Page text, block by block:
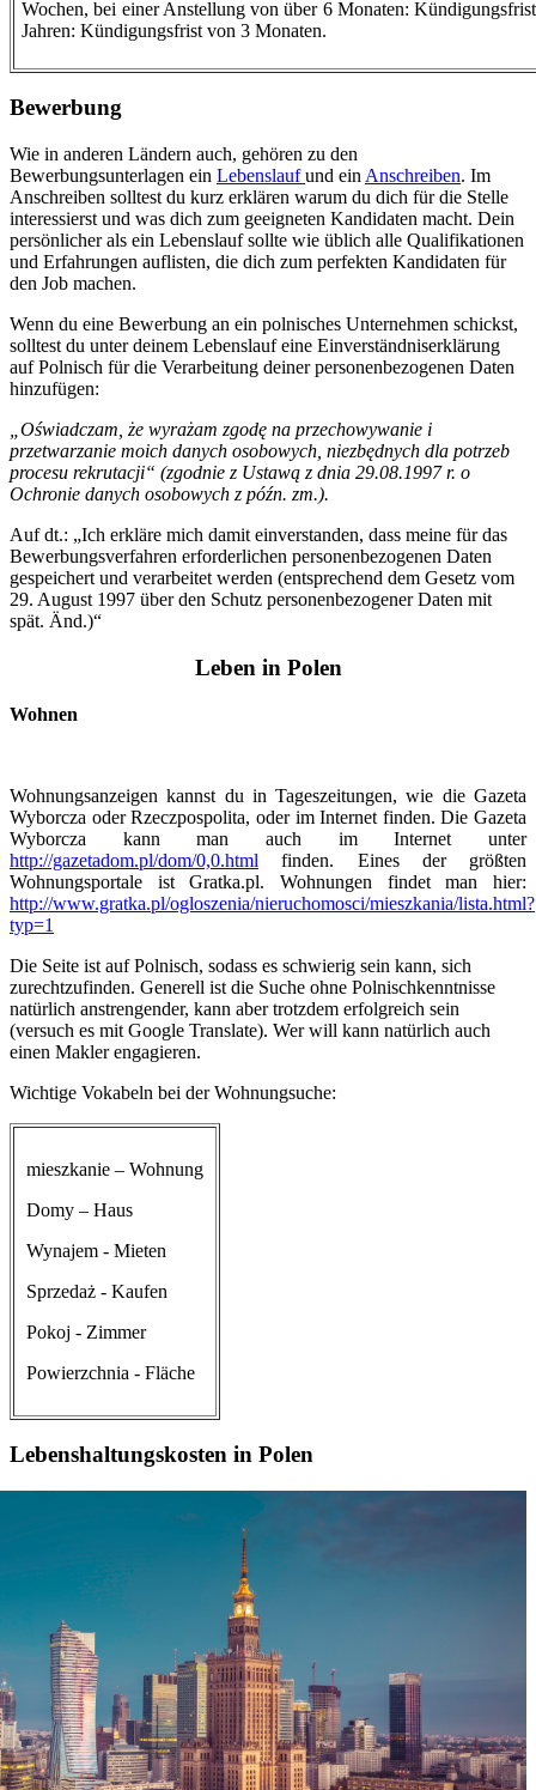
Wochen, bei einer Anstellung von über 6 Monaten:
Jahren: Kündigungsfrist von 3 Monaten.
Bewerbung
Wie in anderen Ländern auch, gehören zu den
Bewerbungsunterlagen ein Lebenslaufund ein Anschreiben. Im
Anschreiben solltest du kurz erklären warum du dich für die Stelle
interessierst und was dich zum geeigneten Kandidaten macht. Dein
persönlicher als ein Lebenslauf sollte wie üblich alle Qualifikationen
und Erfahrungen auflisten, die dich zum perfekten Kandidaten für
den Job machen.
Wenn du eine Bewerbung an ein polnisches Unternehmen schickst,
solltest du unter deinem Lebenslauf eine Einverständniserklärung
auf Polnisch für die Verarbeitung deiner personenbezogenen Daten
hinzufügen:
„Oświadczam, że wyrażam zgodę na przechowywanie i
przetwarzanie moich danych osobowych, niezbędnych dla potrzeb
procesu rekrutacji“ (zgodnie z Ustawą z dnia 29.08.1997 r. o
Ochronie danych osobowych z późn. zm.).
Auf dt.: „Ich erkläre mich damit einverstanden, dass meine für das
Bewerbungsverfahren erforderlichen personenbezogenen Daten
gespeichert und verarbeitet werden (entsprechend dem Gesetz vom
29. August 1997 über den Schutz personenbezogener Daten mit
spät. Änd.)“
Leben in Polen
Wohnen
Wohnungsanzeigen kannst du in Tageszeitungen, wie die Gazeta
Wyborcza oder Rzeczpospolita, oder im Internet finden. Die Gazeta
Wyborcza kann man auch im Internet unter
http://gazetadom.pl/dom/0,0.html finden. Eines der größten
Wohnungsportale ist Gratka.pl. Wohnungen findet man hier:
http://www.gratka.pl/ogloszenia/nieruchomosci/mieszkania/lista.html?
typ=1
Die Seite ist auf Polnisch, sodass es schwierig sein kann, sich
zurechtzufinden. Generell ist die Suche ohne Polnischkenntnisse
natürlich anstrengender, kann aber trotzdem erfolgreich sein
(versuch es mit Google Translate). Wer will kann natürlich auch
einen Makler engagieren.
Wichtige Vokabeln bei der Wohnungsuche:
mieszkanie – Wohnung
Domy – Haus
Wynajem - Mieten
Sprzedaż - Kaufen
Pokoj - Zimmer
Powierzchnia - Fläche
Lebenshaltungskosten in Polen